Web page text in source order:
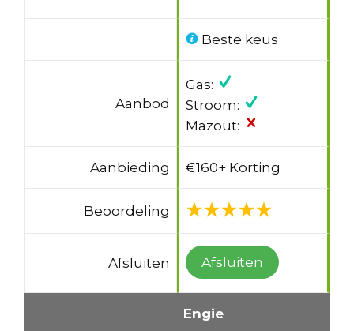
Beste keus
Aanbod
Gas:
Stroom:
Mazout:
Aanbieding €160+ Korting
Beoordeling
Afsluiten Afsluiten
Engie